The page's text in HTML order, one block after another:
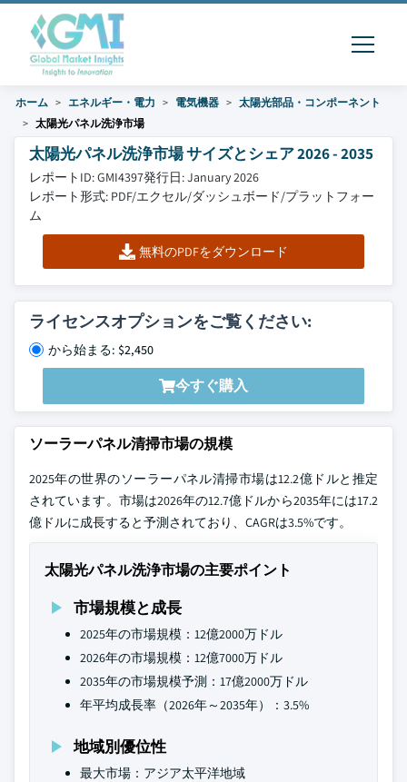
ホーム エネルギー・電力 電気機器
太陽光部品・コンポーネント
太陽光パネル洗浄市場
太陽光パネル洗浄市場 サイズとシェア 2026 - 2035
レポートID: GMI4397発行日: January 2026
レポート形式: PDF/エクセル/ダッシュボード/プラットフォー
ム
無料のPDFをダウンロード
ライセンスオプションをご覧ください:
から始まる: $2,450
今すぐ購入
ソーラーパネル清掃市場の規模
2025年の世界のソーラーパネル清掃市場は12.2億ドルと推定
されています。市場は2026年の12.7億ドルから2035年には17.2
億ドルに成長すると予測されており、CAGRは3.5%です。
太陽光パネル洗浄市場の主要ポイント
市場規模と成長
2025年の市場規模：12億2000万ドル
2026年の市場規模：12億7000万ドル
2035年の市場規模予測：17億2000万ドル
年平均成長率（2026年～2035年）：3.5%
地域別優位性
最大市場：アジア太平洋地域